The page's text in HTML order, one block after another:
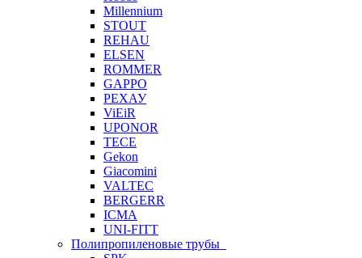
Millennium
STOUT
REHAU
ELSEN
ROMMER
GAPPO
РЕХАУ
ViEiR
UPONOR
TECE
Gekon
Giacomini
VALTEC
BERGERR
ICMA
UNI-FITT
Полипропиленовые трубы